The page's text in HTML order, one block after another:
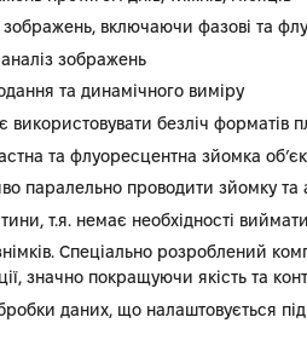
включаючи фазові та
зображень
та динамічного виміру
безліч форматів
та флуоресцентна зйомка
паралельно проводити зйомку та
т.я. немає необхідності
знімків. Спеціально розроблений
значно покращуючи якість та
даних, що налаштовується